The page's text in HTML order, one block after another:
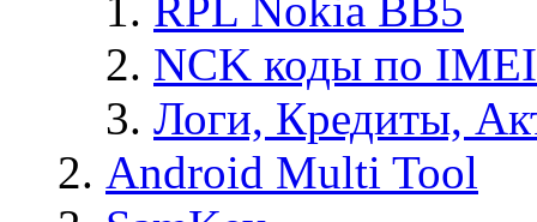
RPL Nokia BB5
NCK коды по IMEI
Логи, Кредиты,
Android Multi Tool